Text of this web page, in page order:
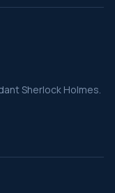
Sherlock Holmes.